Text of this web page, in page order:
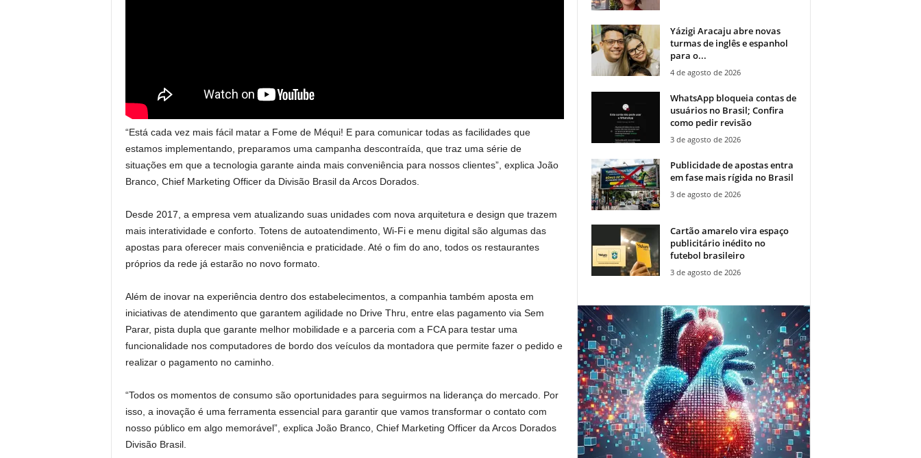
“Está cada vez mais fácil matar a Fome de Méqui! E para comunicar todas as facilidades que
estamos implementando, preparamos uma campanha descontraída, que traz uma série de
situações em que a tecnologia garante ainda mais conveniência para nossos clientes”, explica João
Branco, Chief Marketing Officer da Divisão Brasil da Arcos Dorados.
Desde 2017, a empresa vem atualizando suas unidades com nova arquitetura e design que trazem
mais interatividade e conforto. Totens de autoatendimento, Wi-Fi e menu digital são algumas das
apostas para oferecer mais conveniência e praticidade. Até o fim do ano, todos os restaurantes
próprios da rede já estarão no novo formato.
Além de inovar na experiência dentro dos estabelecimentos, a companhia também aposta em
iniciativas de atendimento que garantem agilidade no Drive Thru, entre elas pagamento via Sem
Parar, pista dupla que garante melhor mobilidade e a parceria com a FCA para testar uma
funcionalidade nos computadores de bordo dos veículos da montadora que permite fazer o pedido e
realizar o pagamento no caminho.
“Todos os momentos de consumo são oportunidades para seguirmos na liderança do mercado. Por
isso, a inovação é uma ferramenta essencial para garantir que vamos transformar o contato com
nosso público em algo memorável”, explica João Branco, Chief Marketing Officer da Arcos Dorados
Divisão Brasil.
Yázigi Aracaju abre novas
turmas de inglês e espanhol
para o...
4 de agosto de 2026
WhatsApp bloqueia contas de
usuários no Brasil; Confira
como pedir revisão
3 de agosto de 2026
Publicidade de apostas entra
em fase mais rígida no Brasil
3 de agosto de 2026
Cartão amarelo vira espaço
publicitário inédito no
futebol brasileiro
3 de agosto de 2026